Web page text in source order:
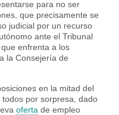
para no ser
que precisamente se
judicial por un recurso
ante el Tribunal
enfrenta a los
la Consejería de
en la mitad del
por sorpresa, dado
oferta de empleo